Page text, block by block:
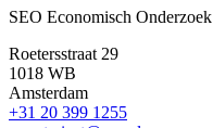
SEO Economisch Onderzoek
Roetersstraat 29
1018 WB
Amsterdam
+31 20 399 1255